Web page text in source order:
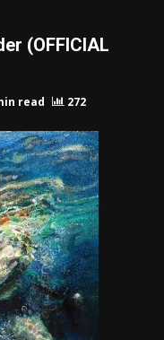
(OFFICIAL
read 272